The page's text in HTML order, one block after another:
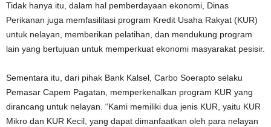
Tidak hanya itu, dalam hal pemberdayaan ekonomi, Dinas
Perikanan juga memfasilitasi program Kredit Usaha Rakyat (KUR)
untuk nelayan, memberikan pelatihan, dan mendukung program
lain yang bertujuan untuk memperkuat ekonomi masyarakat pesisir.
Sementara itu, dari pihak Bank Kalsel, Carbo Soerapto selaku
Pemasar Capem Pagatan, memperkenalkan program KUR yang
dirancang untuk nelayan. “Kami memiliki dua jenis KUR, yaitu KUR
Mikro dan KUR Kecil, yang dapat dimanfaatkan oleh para nelayan